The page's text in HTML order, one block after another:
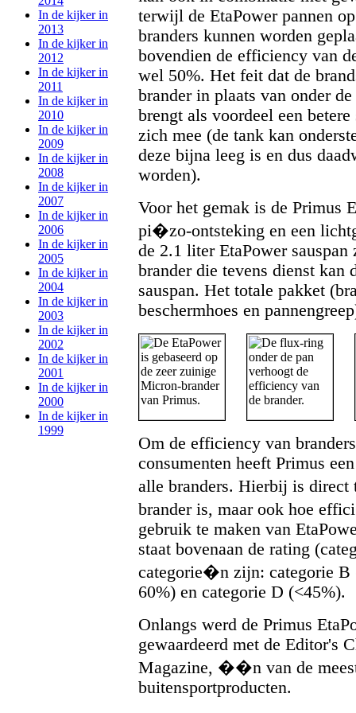
In de kijker in
2013
In de kijker in
2012
In de kijker in
2011
In de kijker in
2010
In de kijker in
2009
In de kijker in
2008
In de kijker in
2007
In de kijker in
2006
In de kijker in
2005
In de kijker in
2004
In de kijker in
2003
In de kijker in
2002
In de kijker in
2001
In de kijker in
2000
In de kijker in
1999
terwijl de EtaPower pannen
branders kunnen worden
bovendien de efficiency van
wel 50%. Het feit dat de
brander in plaats van onder
brengt als voordeel een
zich mee (de tank kan
deze bijna leeg is en dus
worden).
Voor het gemak is de Primus
pi�zo-ontsteking en een
de 2.1 liter EtaPower
brander die tevens dienst kan
sauspan. Het totale pakket
beschermhoes en
Om de efficiency van
consumenten heeft Primus
alle branders. Hierbij is
brander is, maar ook hoe
gebruik te maken van
staat bovenaan de rating
categorie�n zijn: categorie B
60%) en categorie D (<45%).
Onlangs werd de Primus
gewaardeerd met de Editor's
Magazine, ��n van de
buitensportproducten.